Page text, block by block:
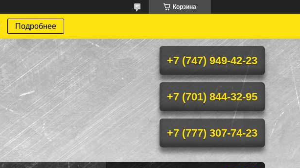
Корзина
Подробнее
+7 (747) 949-42-23
+7 (701) 844-32-95
+7 (777) 307-74-23